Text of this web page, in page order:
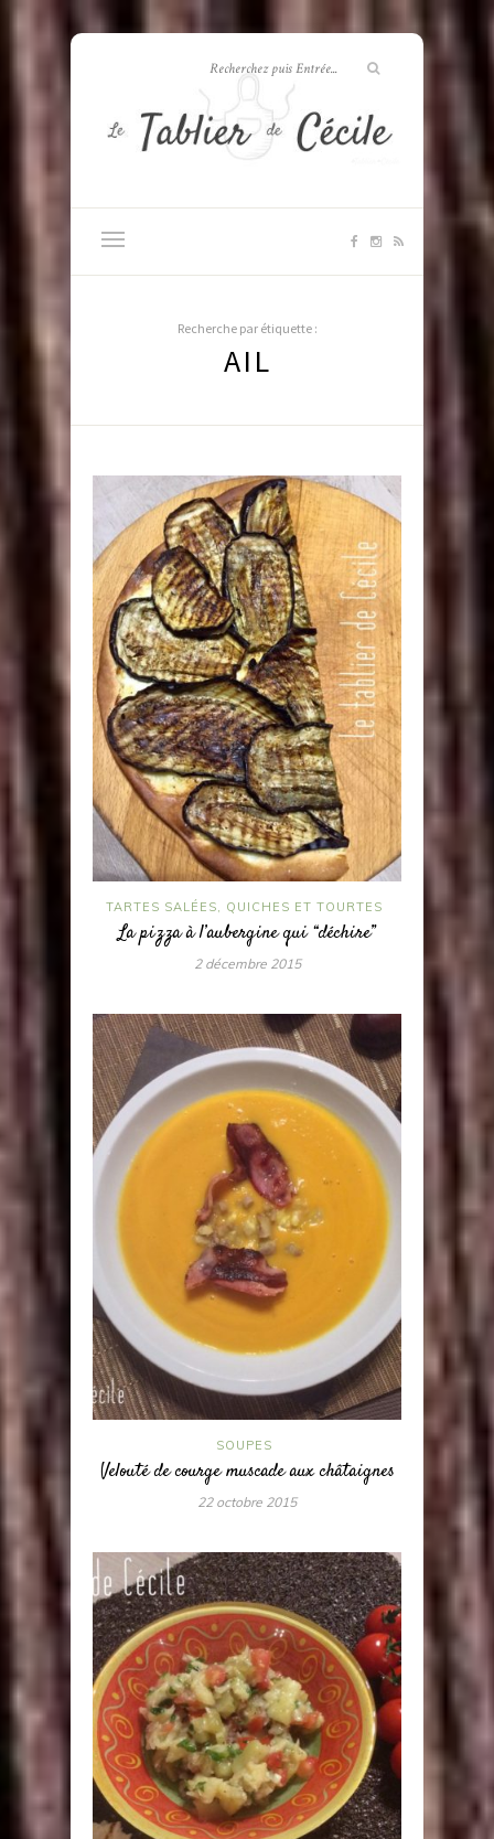
Recherche par étiquette :
AIL
TARTES SALÉES, QUICHES ET TOURTES
La pizza à l’aubergine qui “déchire”
2 décembre 2015
SOUPES
Velouté de courge muscade aux châtaignes
22 octobre 2015